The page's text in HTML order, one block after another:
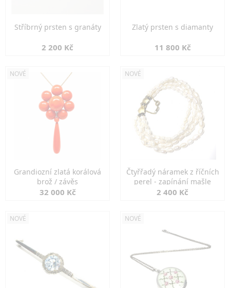
Stříbrný prsten s granáty
2 200 Kč
Zlatý prsten s diamanty
11 800 Kč
NOVÉ
Grandiozní zlatá korálová
brož / závěs
32 000 Kč
NOVÉ
Čtyřřadý náramek z říčních
perel - zapínání mašle
2 400 Kč
NOVÉ NOVÉ